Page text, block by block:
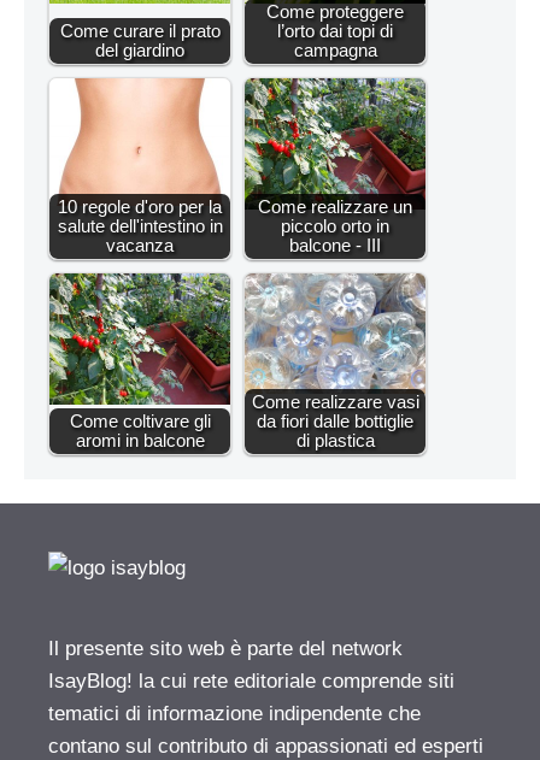
Come curare il prato
del giardino
Come proteggere
l’orto dai topi di
campagna
10 regole d'oro per la
salute dell'intestino in
vacanza
Come realizzare un
piccolo orto in
balcone - III
Come coltivare gli
aromi in balcone
Come realizzare vasi
da fiori dalle bottiglie
di plastica
Il presente sito web è parte del network
IsayBlog! la cui rete editoriale comprende siti
tematici di informazione indipendente che
contano sul contributo di appassionati ed esperti